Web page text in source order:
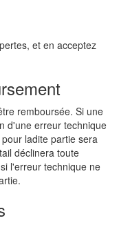
et en acceptez
remboursée. Si une
d'une erreur technique
ladite partie sera
déclinera toute
l'erreur technique ne